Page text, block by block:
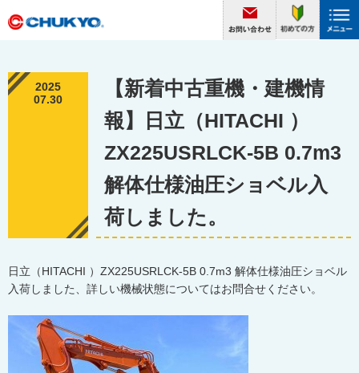
2025
07.30
【新着中古重機・建機情
報】日立（HITACHI ）
ZX225USRLCK-5B 0.7m3
解体仕様油圧ショベル入
荷しました。
日立（HITACHI ）ZX225USRLCK-5B 0.7m3 解体仕様油圧ショベル
入荷しました、詳しい機械状態についてはお問合せください。